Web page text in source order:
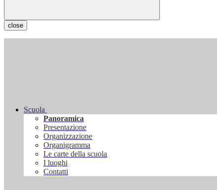
close
Scuola
Panoramica
Presentazione
Organizzazione
Organigramma
Le carte della scuola
I luoghi
Contatti